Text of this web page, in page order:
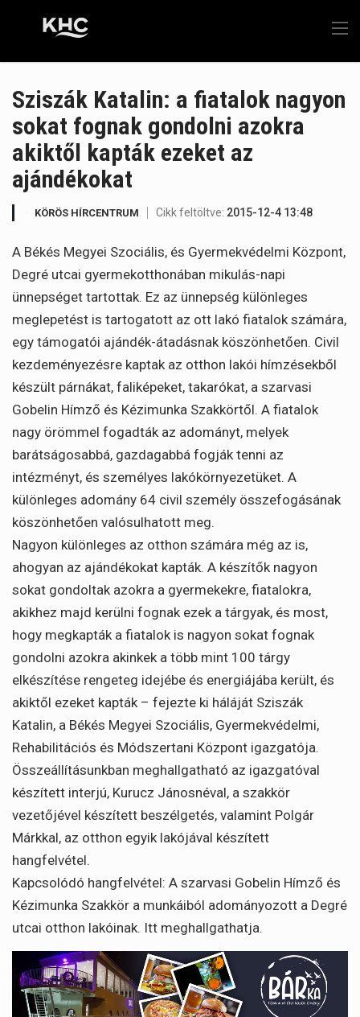
Sziszák Katalin: a fiatalok nagyon
sokat fognak gondolni azokra
akiktől kapták ezeket az
ajándékokat
KÖRÖS HÍRCENTRUM Cikk feltöltve: 2015-12-4 13:48
A Békés Megyei Szociális, és Gyermekvédelmi Központ,
Degré utcai gyermekotthonában mikulás-napi
ünnepséget tartottak. Ez az ünnepség különleges
meglepetést is tartogatott az ott lakó fiatalok számára,
egy támogatói ajándék-átadásnak köszönhetően. Civil
kezdeményezésre kaptak az otthon lakói hímzésekből
készült párnákat, faliképeket, takarókat, a szarvasi
Gobelin Hímző és Kézimunka Szakkörtől. A fiatalok
nagy örömmel fogadták az adományt, melyek
barátságosabbá, gazdagabbá fogják tenni az
intézményt, és személyes lakókörnyezetüket. A
különleges adomány 64 civil személy összefogásának
köszönhetően valósulhatott meg.
Nagyon különleges az otthon számára még az is,
ahogyan az ajándékokat kapták. A készítők nagyon
sokat gondoltak azokra a gyermekekre, fiatalokra,
akikhez majd kerülni fognak ezek a tárgyak, és most,
hogy megkapták a fiatalok is nagyon sokat fognak
gondolni azokra akinkek a több mint 100 tárgy
elkészítése rengeteg idejébe és energiájába került, és
akiktől ezeket kapták – fejezte ki háláját Sziszák
Katalin, a Békés Megyei Szociális, Gyermekvédelmi,
Rehabilitációs és Módszertani Központ igazgatója.
Összeállításunkban meghallgatható az igazgatóval
készített interjú, Kurucz Jánosnéval, a szakkör
vezetőjével készített beszélgetés, valamint Polgár
Márkkal, az otthon egyik lakójával készített
hangfelvétel.
Kapcsolódó hangfelvétel: A szarvasi Gobelin Hímző és
Kézimunka Szakkör a munkáiból adományozott a Degré
utcai otthon lakóinak. Itt meghallgathatja.